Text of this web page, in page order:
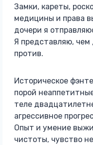
Замки, кареты,
медицины и права
дочери я
Я представляю, чем
против.
Историческое
порой
теле
агрессивное
Опыт и умение
чистоты, чувство